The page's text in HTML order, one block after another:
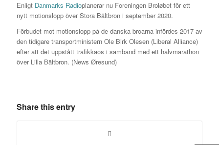
Enligt Danmarks Radioplanerar nu Foreningen Broløbet för ett
nytt motionslopp över Stora Bältbron i september 2020.
Förbudet mot motionslopp på de danska broarna infördes 2017 av
den tidigare transportministern Ole Birk Olesen (Liberal Alliance)
efter att det uppstått trafikkaos i samband med ett halvmarathon
över Lilla Bältbron. (News Øresund)
Share this entry